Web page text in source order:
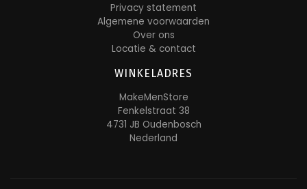
Privacy statement
Algemene voorwaarden
Over ons
Locatie & contact
WINKELADRES
MakeMenStore
Fenkelstraat 38
4731 JB Oudenbosch
Nederland